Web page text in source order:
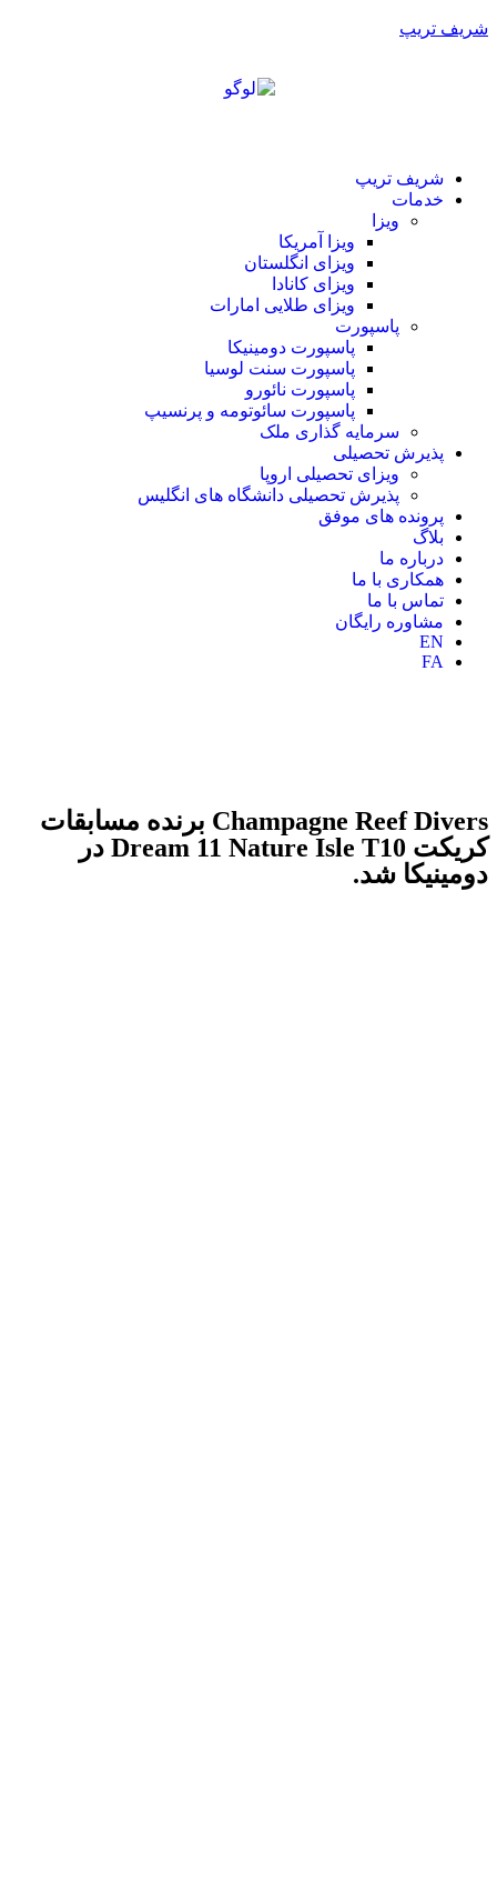
شریف تریپ
شریف تریپ
خدمات
ویزا
ویزا آمریکا
ویزای انگلستان
ویزای کانادا
ویزای طلایی امارات
پاسپورت
پاسپورت دومینیکا
پاسپورت سنت لوسیا
پاسپورت نائورو
پاسپورت سائوتومه و پرنسیپ
سرمایه گذاری ملک
پذیرش تحصیلی
ویزای تحصیلی اروپا
پذیرش تحصیلی دانشگاه های انگلیس
پرونده های موفق
بلاگ
درباره ما
همکاری با ما
تماس با ما
مشاوره رایگان
EN
FA
Champagne Reef Divers برنده مسابقات
کریکت Dream 11 Nature Isle T10 در
دومینیکا شد.